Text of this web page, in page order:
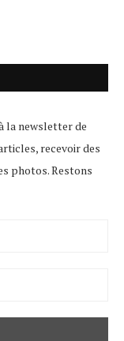
la newsletter de
recevoir des
photos. Restons